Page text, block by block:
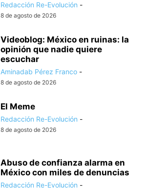
Redacción Re-Evolución -
8 de agosto de 2026
Videoblog: México en ruinas: la
opinión que nadie quiere
escuchar
Aminadab Pérez Franco -
8 de agosto de 2026
El Meme
Redacción Re-Evolución -
8 de agosto de 2026
Abuso de confianza alarma en
México con miles de denuncias
Redacción Re-Evolución -